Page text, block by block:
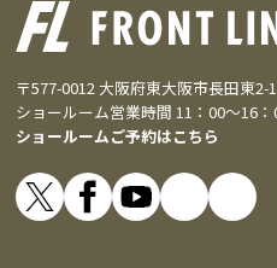
〒577-0012 大阪府東大阪市長田東2-
ショールーム営業時間 11：00～16
ショールームご予約はこちら